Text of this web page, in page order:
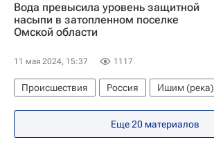
СЦКК
НАТО Происшествия
Вода превысила уровень защитной
насыпи в затопленном поселке
Омской области
11 мая 2024, 15:37 1117
Происшествия Россия
Ишим (река)
Иртыш (река)
Еще 20 материалов